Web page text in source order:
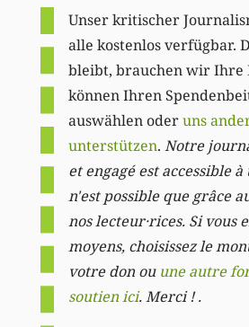
Unser kritischer
alle kostenlos verfügbar.
bleibt, brauchen wir Ihre
können Ihren
auswählen oderuns
unterstützen. Notre
et engagé est accessible à
n'est possible que grâce
nos lecteur·rices. Si vous
moyens, choisissez le
votre don ou une autre
soutien ici. Merci ! .